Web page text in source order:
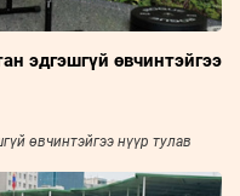
эдгэшгүй өвчинтэйгээ
өвчинтэйгээ нүүр тулав